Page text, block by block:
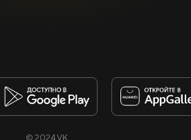
© 2024 VK